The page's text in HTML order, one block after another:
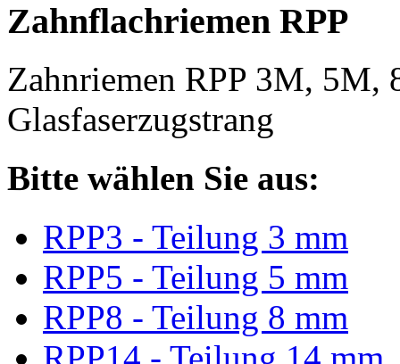
Zahnflachriemen RPP
Zahnriemen RPP 3M, 5M,
Glasfaserzugstrang
Bitte wählen Sie aus:
RPP3 - Teilung 3 mm
RPP5 - Teilung 5 mm
RPP8 - Teilung 8 mm